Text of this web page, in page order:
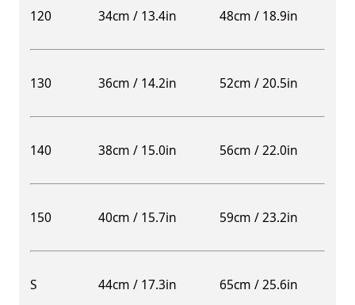
120 34cm / 13.4in 48cm / 18.9in
130 36cm / 14.2in 52cm / 20.5in
140 38cm / 15.0in 56cm / 22.0in
150 40cm / 15.7in 59cm / 23.2in
S 44cm / 17.3in 65cm / 25.6in